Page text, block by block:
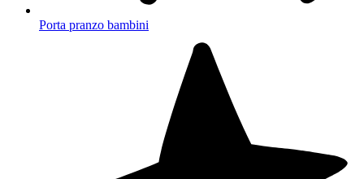
Porta pranzo bambini